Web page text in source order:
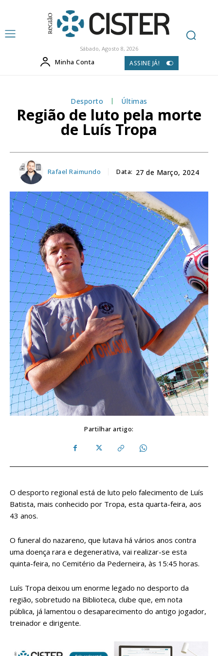
Sábado, Agosto 8, 2026
Minha Conta ASSINE JÁ!
Desporto Últimas
Região de luto pela morte
de Luís Tropa
Rafael Raimundo Data: 27 de Março, 2024
Partilhar artigo:
O desporto regional está de luto pelo falecimento de Luís
Batista, mais conhecido por Tropa, esta quarta-feira, aos
43 anos.
O funeral do nazareno, que lutava há vários anos contra
uma doença rara e degenerativa, vai realizar-se esta
quinta-feira, no Cemitério da Pederneira, às 15:45 horas.
Luís Tropa deixou um enorme legado no desporto da
região, sobretudo na Biblioteca, clube que, em nota
pública, já lamentou o desaparecimento do antigo jogador,
treinador e dirigente.